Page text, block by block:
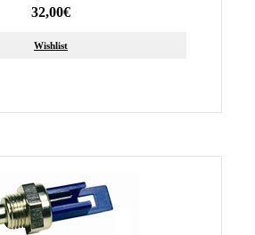
32,00€
Wishlist